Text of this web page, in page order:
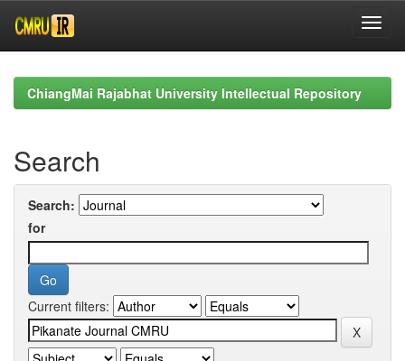
navigationChiangMai Rajabhat University Intellectual Repository
Search
Search:
for
Current filters: